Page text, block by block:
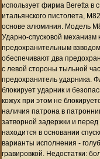
использует фирма Beretta в
итальянского пистолета,
основе алюминия. Модель
Ударно-спусковой механизм
предохранительным
обеспечивают два
с левой стороны тыльной
предохранитель ударника.
блокирует ударник и
кожух при этом не
наличия патрона в
затворной задержки и
находится в основании
варианты исполнения -
гравировкой. Недостатки: